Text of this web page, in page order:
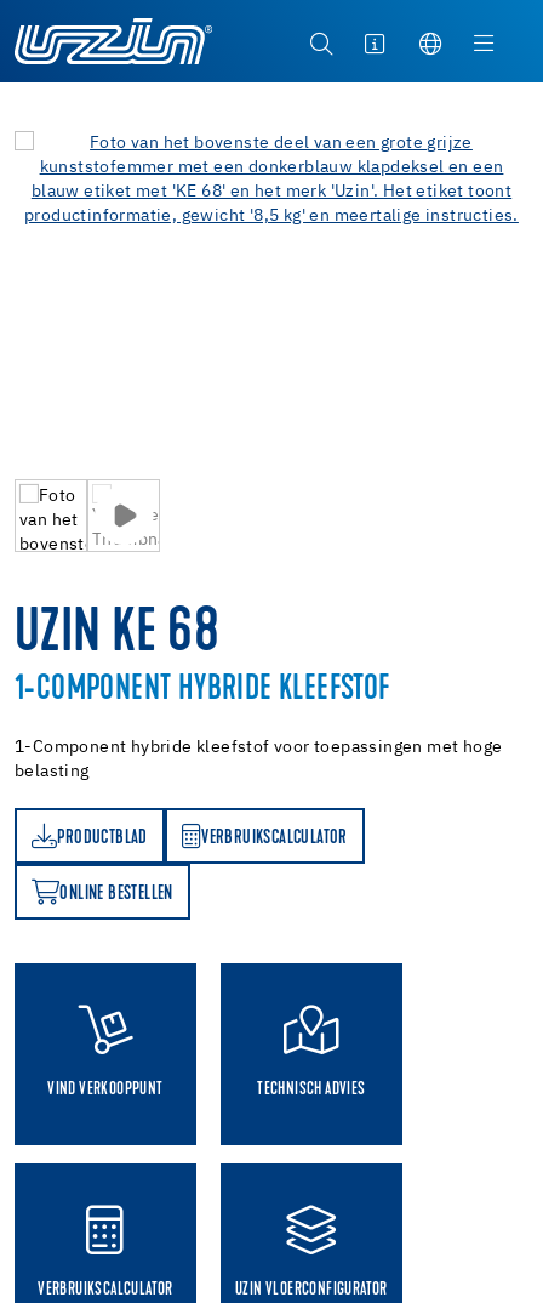
UZIN KE 68
1-COMPONENT HYBRIDE KLEEFSTOF
1-Component hybride kleefstof voor toepassingen met hoge
belasting
PRODUCTBLAD VERBRUIKSCALCULATOR
VERBRUIKSCALCULATOR
ONLINE BESTELLEN
VIND VERKOOPPUNT TECHNISCH ADVIES
VERBRUIKSCALCULATOR UZIN VLOERCONFIGURATOR